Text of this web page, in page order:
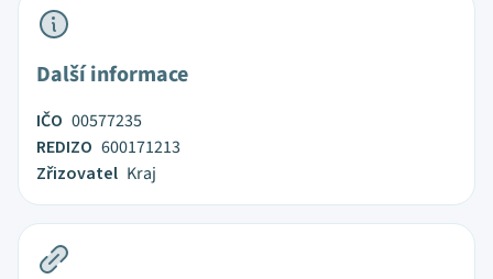
Další informace
IČO 00577235
REDIZO 600171213
Zřizovatel Kraj